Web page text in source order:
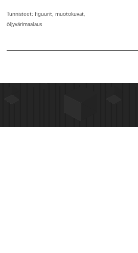
Tunnisteet: figuurit, muotokuvat,
öljyvärimaalaus